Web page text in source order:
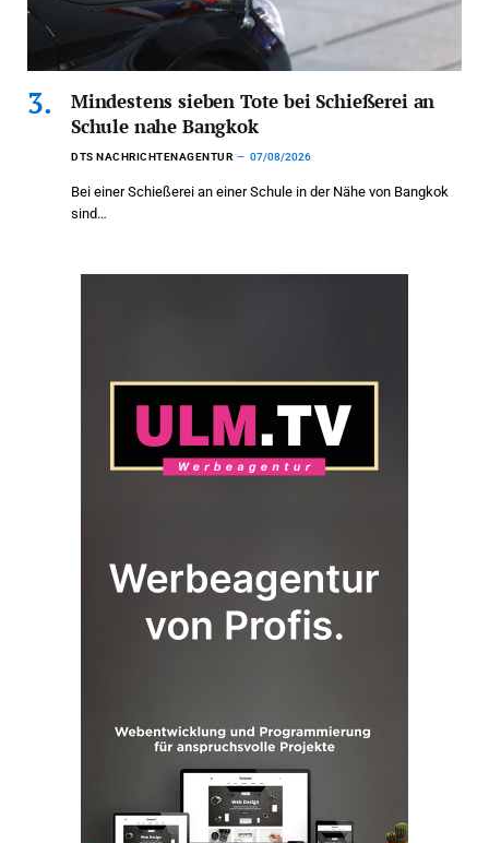
Mindestens sieben Tote bei Schießerei an
Schule nahe Bangkok
DTS NACHRICHTENAGENTUR 07/08/2026
Bei einer Schießerei an einer Schule in der Nähe von Bangkok
sind…